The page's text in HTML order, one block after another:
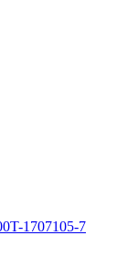
1707105-7